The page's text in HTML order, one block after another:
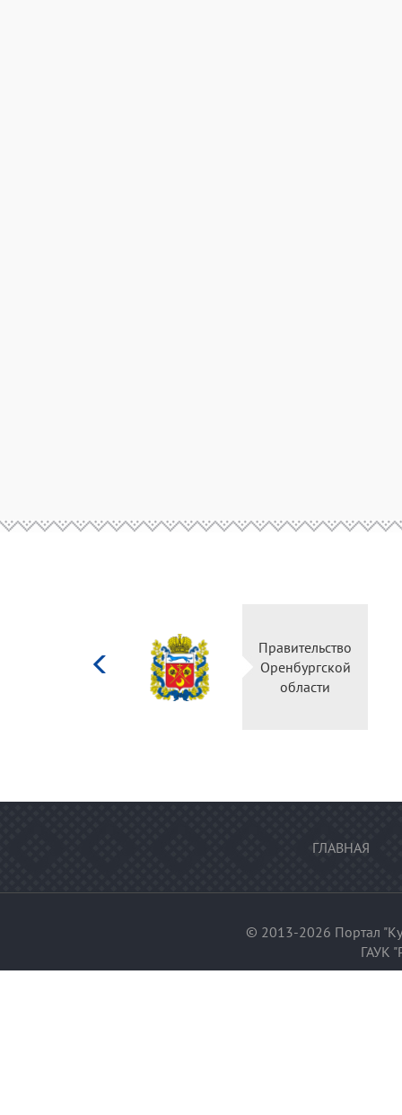
Министерство
культуры
Российской
федерации
ГЛАВНАЯ
© 2013-2026 Портал
ГАУК